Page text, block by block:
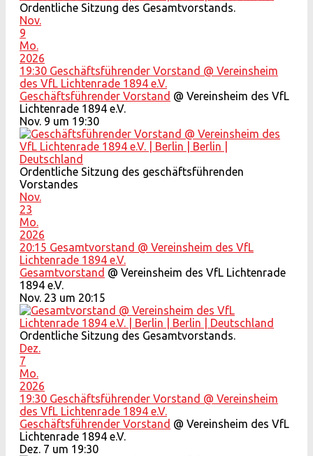
Ordentliche Sitzung des Gesamtvorstands.
Nov.
9
Mo.
2026
19:30 Geschäftsführender Vorstand @ Vereinsheim
des VfL Lichtenrade 1894 e.V.
Geschäftsführender Vorstand @ Vereinsheim des VfL
Lichtenrade 1894 e.V.
Nov. 9 um 19:30
Ordentliche Sitzung des geschäftsführenden
Vorstandes
Nov.
23
Mo.
2026
20:15 Gesamtvorstand @ Vereinsheim des VfL
Lichtenrade 1894 e.V.
Gesamtvorstand @ Vereinsheim des VfL Lichtenrade
1894 e.V.
Nov. 23 um 20:15
Ordentliche Sitzung des Gesamtvorstands.
Dez.
7
Mo.
2026
19:30 Geschäftsführender Vorstand @ Vereinsheim
des VfL Lichtenrade 1894 e.V.
Geschäftsführender Vorstand @ Vereinsheim des VfL
Lichtenrade 1894 e.V.
Dez. 7 um 19:30